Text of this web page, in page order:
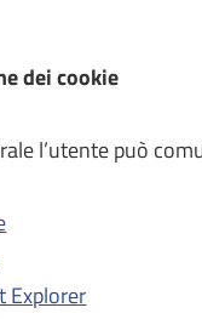
dei cookie
l’utente può
Explorer